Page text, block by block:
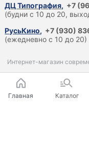
ДЦ Типография, +7
(будни с 10 до 20,
РусьКино, +7 (930)
(ежедневно с 10 до 20)
Интернет-магазин
Главная Каталог